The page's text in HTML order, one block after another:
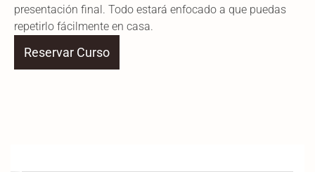
presentación final. Todo estará enfocado a que puedas
repetirlo fácilmente en casa.
Reservar Curso